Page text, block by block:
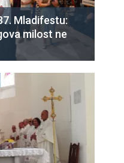
Mladifestu:
milost ne